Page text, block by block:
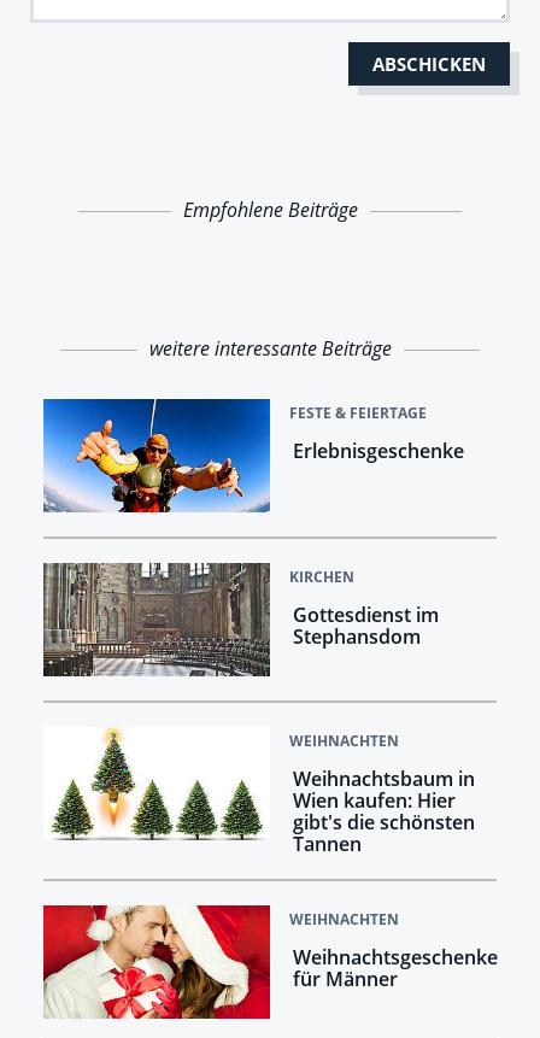
Empfohlene Beiträge
weitere interessante Beiträge
FESTE & FEIERTAGE
Erlebnisgeschenke
KIRCHEN
Gottesdienst im
Stephansdom
WEIHNACHTEN
Weihnachtsbaum in
Wien kaufen: Hier
gibt's die schönsten
Tannen
WEIHNACHTEN
Weihnachtsgeschenke
für Männer